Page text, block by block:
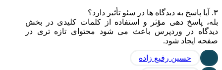
۳. آیا پاسخ به دیدگاه ها در سئو تأثیر دارد؟
بله، پاسخ دهی مؤثر و استفاده از کلمات کلیدی در بخش
دیدگاه در وردپرس باعث می شود محتوای تازه تری در
صفحه ایجاد شود.
حسین رفیع زاده